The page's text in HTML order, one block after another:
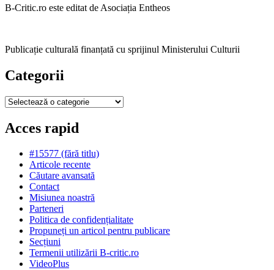
B-Critic.ro este editat de Asociația Entheos
Publicație culturală finanțată cu sprijinul Ministerului Culturii
Categorii
Categorii
Acces rapid
#15577 (fără titlu)
Articole recente
Căutare avansată
Contact
Misiunea noastră
Parteneri
Politica de confidențialitate
Propuneți un articol pentru publicare
Secțiuni
Termenii utilizării B-critic.ro
VideoPlus